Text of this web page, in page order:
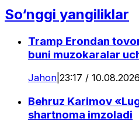
So‘nggi yangiliklar
Tramp Erondan
buni muzokaralar
Jahon 23:17 / 10.08.2026
Behruz Karimov
shartnoma imzoladi